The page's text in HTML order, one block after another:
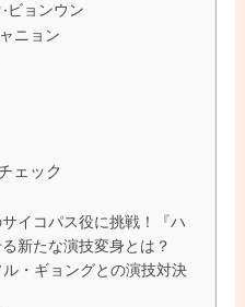
ビョンウン
ニョン
ェック
イコパス役に挑戦！『ハ
新たな演技変身とは？
・ギョングとの演技対決